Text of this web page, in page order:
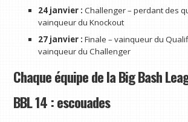
24 janvier : Challenger – perdant des
vainqueur du Knockout
27 janvier : Finale – vainqueur du
vainqueur du Challenger
Chaque équipe de la Big Bash
BBL 14 : escouades